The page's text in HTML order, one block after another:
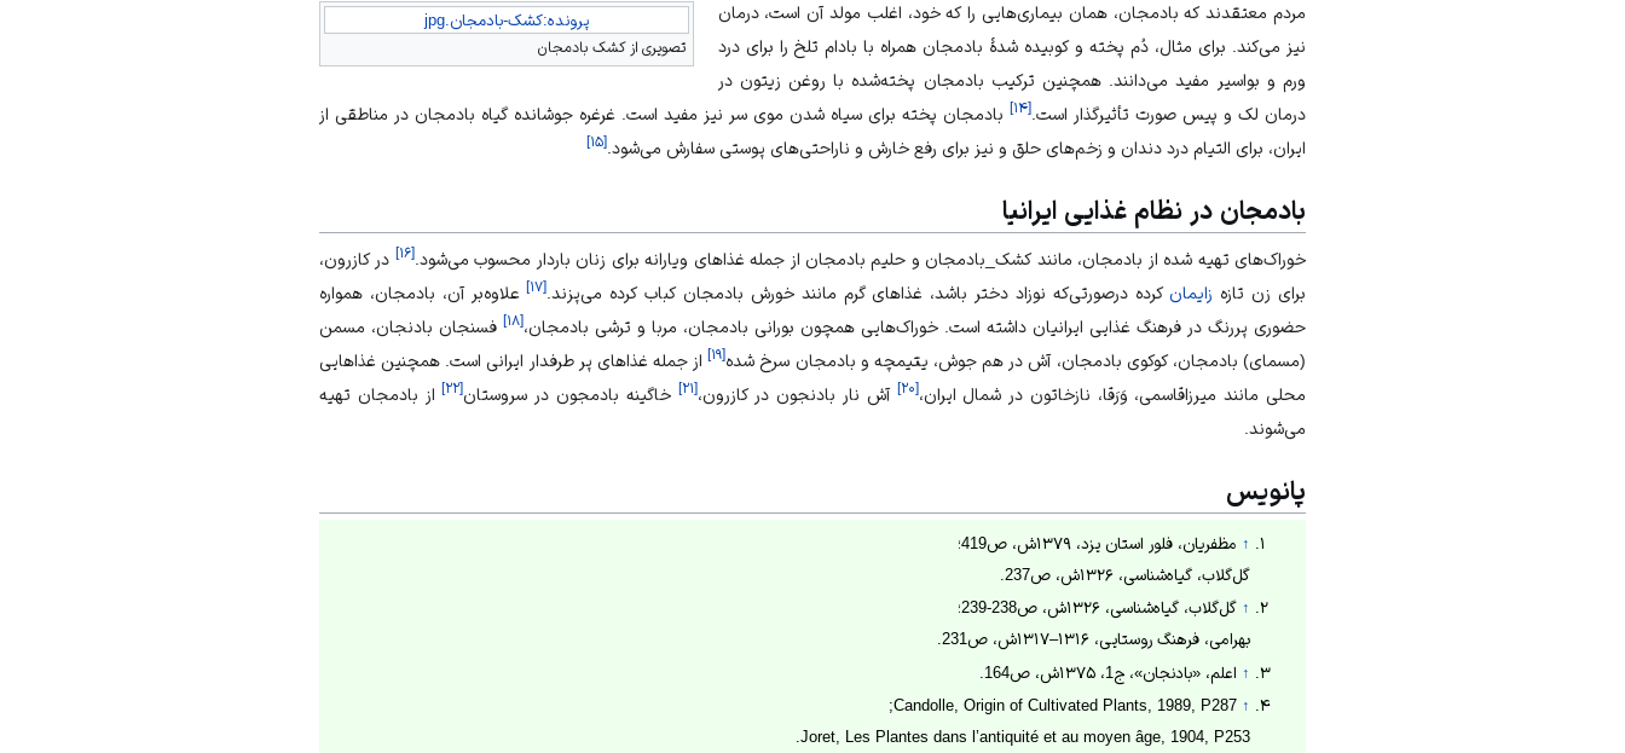
پرونده:کشک-بادمجان.jpg
تصویری از کشک بادمجان
مردم معتقدند که بادمجان، همان بیماری‌هایی را که خود، اغلب مولد آن است، درمان
نیز می‌کند. برای مثال، دُم پخته و کوبیده شدهٔ بادمجان همراه با بادام تلخ را برای درد
ورم و بواسیر مفید می‌دانند. همچنین ترکیب بادمجان پخته‌شده با روغن زیتون در
درمان لک و پیس صورت تأثیرگذار است. [۱۴] بادمجان پخته برای سیاه شدن موی سر نیز مفید است. غرغره جوشانده گیاه بادمجان در مناطقی از
ایران، برای التیام درد دندان و زخم‌های حلق و نیز برای رفع خارش و ناراحتی‌های پوستی سفارش می‌شود. [۱۵]
بادمجان در نظام غذایی ایرانیا
خوراک‌های تهیه شده از بادمجان، مانند کشک_بادمجان و حلیم بادمجان از جمله غذاهای ویارانه برای زنان باردار محسوب می‌شود.[۱۶] در کازرون،
برای زن تازه زایمان کرده درصورتی‌که نوزاد دختر باشد، غذاهای گرم مانند خورش بادمجان کباب کرده می‌پزند. [۱۷]علاوه‌بر آن، بادمجان، همواره
حضوری پررنگ در فرهنگ غذایی ایرانیان داشته است. خوراک‌هایی همچون بورانی بادمجان، مربا و ترشی بادمجان،[۱۸] فسنجان بادنجان، مسمن
(مسمای) بادمجان، کوکوی بادمجان، آش در هم جوش، یتیمچه و بادمجان سرخ شده[۱۹]از جمله غذاهای پر طرفدار ایرانی است. همچنین غذاهایی
محلی مانند میرزاقاسمی، وَرَقا، نازخاتون در شمال ایران،[۲۰] آش نار بادنجون در کازرون،[۲۱] خاگینه بادمجون در سروستان[۲۲]از بادمجان تهیه
می‌شوند.
پانویس
↑ مظفریان، فلور استان یزد، ۱۳۷۹ش، ص419؛
گل‌گلاب، گیاه‌شناسی، ۱۳۲۶ش، ص237.
↑ گل‌گلاب، گیاه‌شناسی، ۱۳۲۶ش، ص238-239؛
بهرامی، فرهنگ روستایی، ۱۳۱۶–۱۳۱۷ش، ص231.
↑ اعلم، «بادنجان»، ج1، ۱۳۷۵ش، ص164.
↑
Candolle, Origin of Cultivated Plants, 1989, P287;
Joret, Les Plantes dans l’antiquité et au moyen âge, 1904, P253.